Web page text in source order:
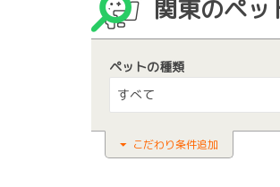
関東のペッ
ペットの種類
すべて
こだわり条件追加